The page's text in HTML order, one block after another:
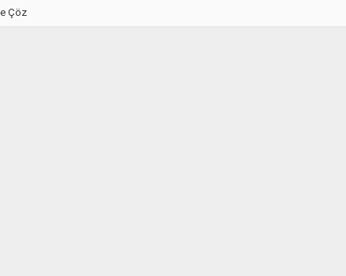
Çöz